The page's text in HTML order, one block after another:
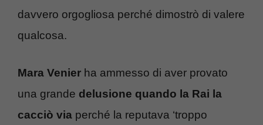
davvero orgogliosa perché dimostrò di valere
qualcosa.
Mara Venier ha ammesso di aver provato
una grande delusione quando la Rai la
cacciò via perché la reputava ‘troppo